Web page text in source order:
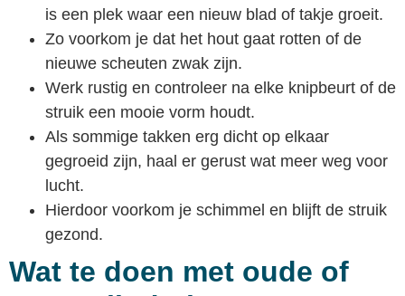
is een plek waar een nieuw blad of takje groeit.
Zo voorkom je dat het hout gaat rotten of de
nieuwe scheuten zwak zijn.
Werk rustig en controleer na elke knipbeurt of de
struik een mooie vorm houdt.
Als sommige takken erg dicht op elkaar
gegroeid zijn, haal er gerust wat meer weg voor
lucht.
Hierdoor voorkom je schimmel en blijft de struik
gezond.
Wat te doen met oude of